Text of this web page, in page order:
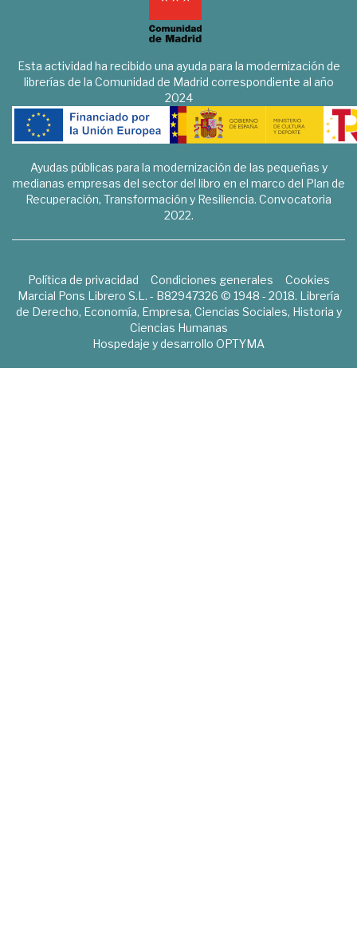
Esta actividad ha recibido una ayuda para la modernización de
librerías de la Comunidad de Madrid correspondiente al año
2024
Ayudas públicas para la modernización de las pequeñas y
medianas empresas del sector del libro en el marco del Plan de
Recuperación, Transformación y Resiliencia. Convocatoria
2022.
Política de privacidad Condiciones generales
Cookies
Marcial Pons Librero S.L. - B82947326 © 1948 - 2018. Librería
de Derecho, Economía, Empresa, Ciencias Sociales, Historia y
Ciencias Humanas
Hospedaje y desarrollo OPTYMA